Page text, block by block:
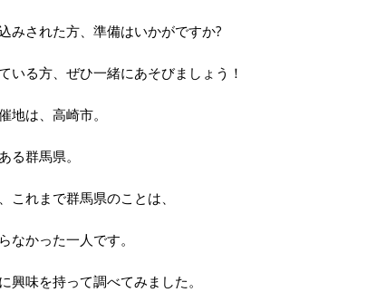
みされた方、準備はいかがですか?
いる方、ぜひ一緒にあそびましょう！
地は、高崎市。
る群馬県。
これまで群馬県のことは、
なかった一人です。
興味を持って調べてみました。